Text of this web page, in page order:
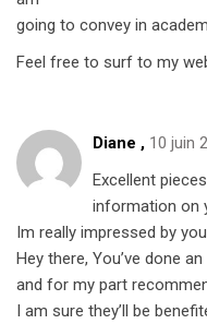
going to convey in
Feel free to surf to my
Diane , 10 juin
Excellent
information on
Im really impressed by
Hey there, You’ve done
and for my part
I am sure they’ll be